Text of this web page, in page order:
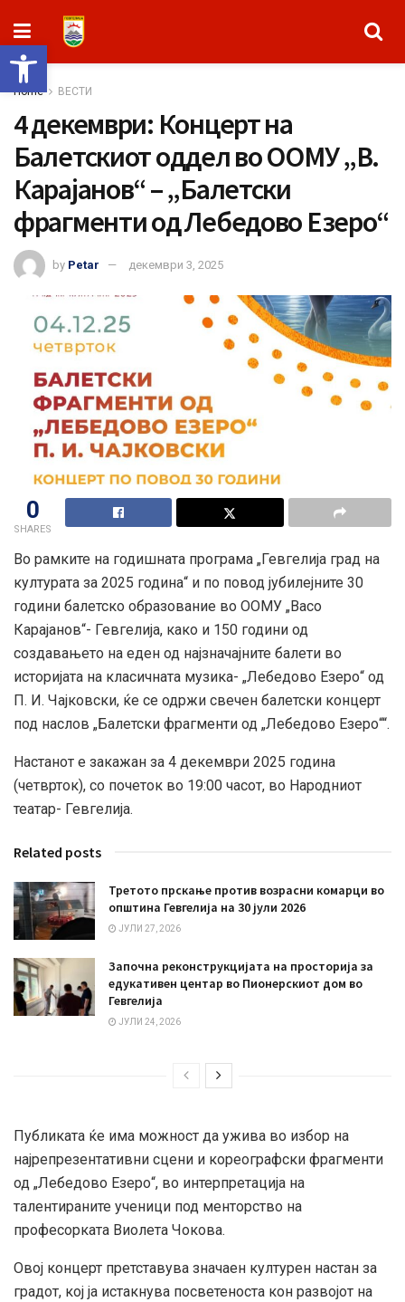
Open toolbar
Home ВЕСТИ
4 декември: Концерт на
Балетскиот оддел во ООМУ „В.
Карајанов“ – „Балетски
фрагменти од Лебедово Езеро“
by Petar декември 3, 2025
0
SHARES
Во рамките на годишната програма „Гевгелија град на
културата за 2025 година“ и по повод јубилејните 30
години балетско образование во ООМУ „Васо
Карајанов“- Гевгелија, како и 150 години од
создавањето на еден од најзначајните балети во
историјата на класичната музика- „Лебедово Езеро“ од
П. И. Чајковски, ќе се одржи свечен балетски концерт
под наслов „Балетски фрагменти од „Лебедово Езеро““.
Настанот е закажан за 4 декември 2025 година
(четврток), со почеток во 19:00 часот, во Народниот
театар- Гевгелија.
Related posts
Третото прскање против возрасни комарци во
општина Гевгелија на 30 јули 2026
ЈУЛИ 27, 2026
Започна реконструкцијата на просторија за
едукативен центар во Пионерскиот дом во
Гевгелија
ЈУЛИ 24, 2026
Публиката ќе има можност да ужива во избор на
најрепрезентативни сцени и кореографски фрагменти
од „Лебедово Езеро“, во интерпретација на
талентираните ученици под менторство на
професорката Виолета Чокова.
Овој концерт претставува значаен културен настан за
градот, кој ја истакнува посветеноста кон развојот на